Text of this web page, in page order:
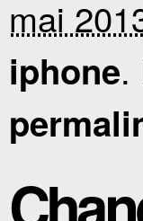
mai
iphone.